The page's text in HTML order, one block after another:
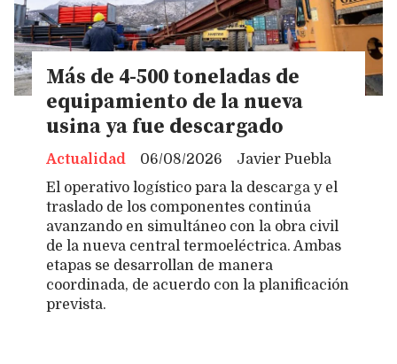
Más de 4-500 toneladas de
equipamiento de la nueva
usina ya fue descargado
Javier Puebla
Actualidad
06/08/2026
El operativo logístico para la descarga y el
traslado de los componentes continúa
avanzando en simultáneo con la obra civil
de la nueva central termoeléctrica. Ambas
etapas se desarrollan de manera
coordinada, de acuerdo con la planificación
prevista.